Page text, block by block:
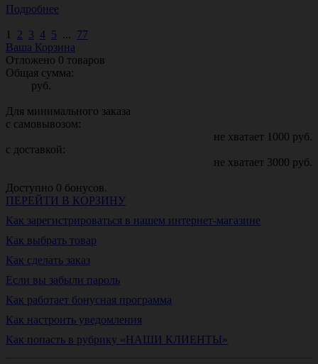
Подробнее
1 2 3 4 5 ... 77
Ваша Корзина
Отложено 0 товаров
Общая сумма:
руб.
Для минимального заказа
с самовывозом:
не хватает 1000 руб.
с доставкой:
не хватает 3000 руб.
Доступно 0 бонусов.
ПЕРЕЙТИ В КОРЗИНУ
Как зарегистрироваться в нашем интернет-магазине
Как выбрать товар
Как сделать заказ
Если вы забыли пароль
Как работает бонусная программа
Как настроить уведомления
Как попасть в рубрику «НАШИ КЛИЕНТЫ»